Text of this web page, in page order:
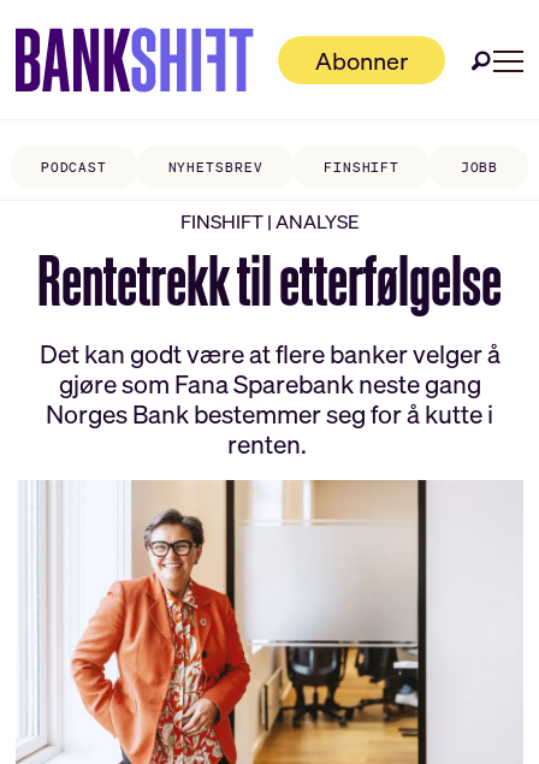
Abonner
PODCAST NYHETSBREV FINSHIFT JOBB
FINSHIFT | ANALYSE
Rentetrekk til etterfølgelse
Det kan godt være at flere banker velger å
gjøre som Fana Sparebank neste gang
Norges Bank bestemmer seg for å kutte i
renten.